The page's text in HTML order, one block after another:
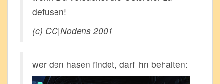
defusen!
(c) CC|Nodens 2001
wer den hasen findet, darf ihn behalten: